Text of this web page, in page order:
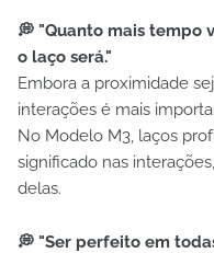
💭 "Quanto mais tempo
o laço será."
Embora a proximidade
interações é mais
No Modelo M3, laços
significado nas
delas.
💭 "Ser perfeito em